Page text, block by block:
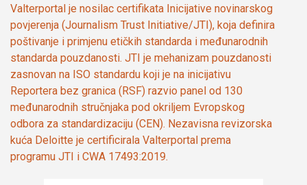
Valterportal je nosilac certifikata Inicijative novinarskog
povjerenja (Journalism Trust Initiative/JTI), koja definira
poštivanje i primjenu etičkih standarda i međunarodnih
standarda pouzdanosti. JTI je mehanizam pouzdanosti
zasnovan na ISO standardu koji je na inicijativu
Reportera bez granica (RSF) razvio panel od 130
međunarodnih stručnjaka pod okriljem Evropskog
odbora za standardizaciju (CEN). Nezavisna revizorska
kuća Deloitte je certificirala Valterportal prema
programu JTI i CWA 17493:2019.